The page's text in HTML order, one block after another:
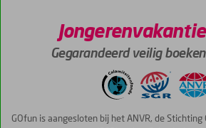
Gegarandeerd veilig
GOfun is aangesloten bij het ANVR, de